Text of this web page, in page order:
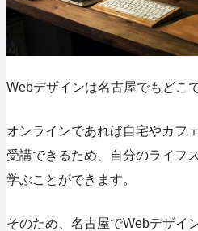
Webデザインは名古屋でもどこ
オンラインであれば自宅やカフ
受講できるため、
自分のライフ
学ぶことができます。
そのため、名古屋でWebデザイ